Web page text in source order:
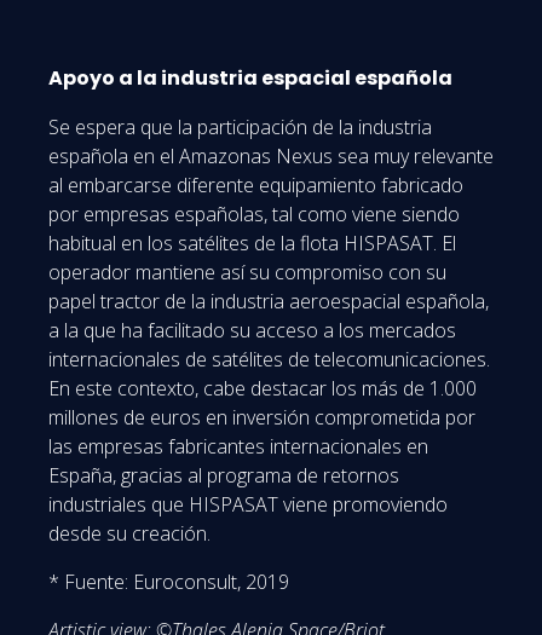
Apoyo a la industria espacial española
Se espera que la participación de la industria
española en el Amazonas Nexus sea muy relevante
al embarcarse diferente equipamiento fabricado
por empresas españolas, tal como viene siendo
habitual en los satélites de la flota HISPASAT. El
operador mantiene así su compromiso con su
papel tractor de la industria aeroespacial española,
a la que ha facilitado su acceso a los mercados
internacionales de satélites de telecomunicaciones.
En este contexto, cabe destacar los más de 1.000
millones de euros en inversión comprometida por
las empresas fabricantes internacionales en
España, gracias al programa de retornos
industriales que HISPASAT viene promoviendo
desde su creación.
* Fuente: Euroconsult, 2019